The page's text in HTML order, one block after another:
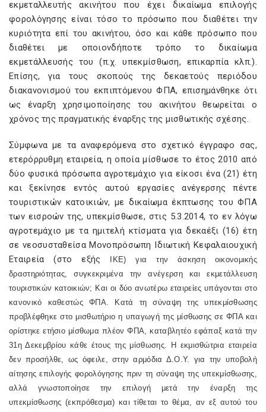
εκμεταλλευτής ακινήτου που έχει δικαίωμα επιλογής
φορολόγησης είναι τόσο το πρόσωπο που διαθέτει την
κυριότητα επί του ακινήτου, όσο και κάθε πρόσωπο που
διαθέτει με οποιονδήποτε τρόπο το δικαίωμα
εκμετάλλευσής του (π.χ. υπεκμίσθωση, επικαρπία κλπ.).
Επίσης, για τους σκοπούς της δεκαετούς περιόδου
διακανονισμού του εκπιπτόμενου ΦΠΑ, επισημάνθηκε ότι
ως έναρξη χρησιμοποίησης του ακινήτου θεωρείται ο
χρόνος της πραγματικής έναρξης της μισθωτικής σχέσης.
Σύμφωνα με τα αναφερόμενα στο σχετικό έγγραφο σας,
ετερόρρυθμη εταιρεία, η οποία μίσθωσε το έτος 2010 από
δύο φυσικά πρόσωπα αγροτεμάχιο για είκοσι ένα (21) έτη
και ξεκίνησε εντός αυτού εργασίες ανέγερσης πέντε
τουριστικών κατοικιών, με δικαίωμα έκπτωσης του ΦΠΑ
των εισροών της, υπεκμίσθωσε, στις 5.3.2014, το εν λόγω
αγροτεμάχιο με τα ημιτελή κτίσματα για δεκαέξι (16) έτη
σε νεοσυσταθείσα Μονοπρόσωπη Ιδιωτική Κεφαλαιουχική
Εταιρεία (στο εξής
IKE) για την άσκηση οικονομικής
δραστηριότητας, συγκεκριμένα την ανέγερση και εκμετάλλευση
τουριστικών κατοικιών; Και οι δύο ανωτέρω εταιρείες υπάγονται στο
κανονικό καθεστώς ΦΠΑ. Κατά τη σύναψη της υπεκμίσθωσης
προβλέφθηκε στο μισθωτήριο η υπαγωγή της μίσθωσης σε ΦΠΑ και
ορίστηκε ετήσιο μίσθωμα πλέον ΦΠΑ, καταβλητέο εφάπαξ κατά την
31η Δεκεμβρίου κάθε έτους της μίσθωσης. Η εκμισθώτρια εταιρεία
δεν προσήλθε, ως όφειλε, στην αρμόδια Δ.Ο.Υ. για την υποβολή
αίτησης επιλογής φορολόγησης πριν τη σύναψη της υπεκμίσθωσης,
αλλά γνωστοποίησε την επιλογή μετά την έναρξη της
υπεκμίσθωσης (εκπρόθεσμα) και τίθεται το θέμα, αν εξ αυτού του